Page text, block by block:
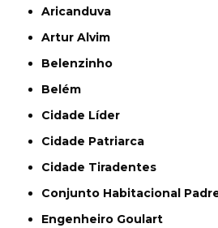
Aricanduva
Artur Alvim
Belenzinho
Belém
Cidade Líder
Cidade Patriarca
Cidade Tiradentes
Conjunto Habitacional
Engenheiro Goulart